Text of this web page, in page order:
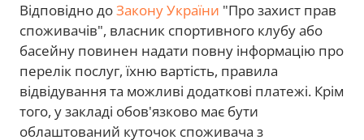
Відповідно доЗакону України "Про захист прав
споживачів", власник спортивного клубу або
басейну повинен надати повну інформацію про
перелік послуг, їхню вартість, правила
відвідування та можливі додаткові платежі. Крім
того, у закладі обов'язково має бути
облаштований куточок споживача з